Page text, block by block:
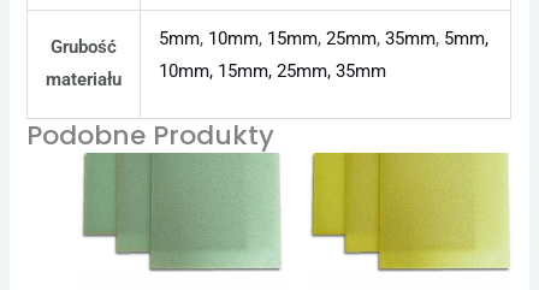
Grubość
materiału
5mm, 10mm, 15mm,25mm,35mm, 5mm,
10mm, 15mm, 25mm, 35mm
Podobne Produkty